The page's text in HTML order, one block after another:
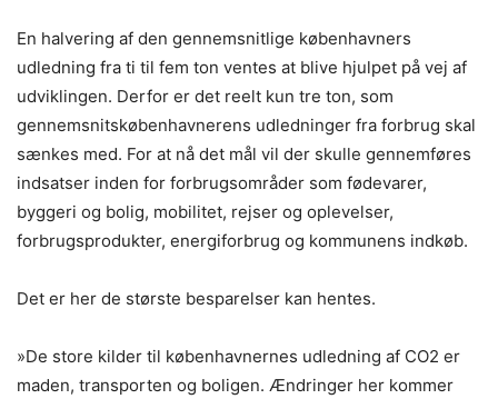
En halvering af den gennemsnitlige københavners
udledning fra ti til fem ton ventes at blive hjulpet på vej af
udviklingen. Derfor er det reelt kun tre ton, som
gennemsnitskøbenhavnerens udledninger fra forbrug skal
sænkes med. For at nå det mål vil der skulle gennemføres
indsatser inden for forbrugsområder som fødevarer,
byggeri og bolig, mobilitet, rejser og oplevelser,
forbrugsprodukter, energiforbrug og kommunens indkøb.
Det er her de største besparelser kan hentes.
»De store kilder til københavnernes udledning af CO2 er
maden, transporten og boligen. Ændringer her kommer